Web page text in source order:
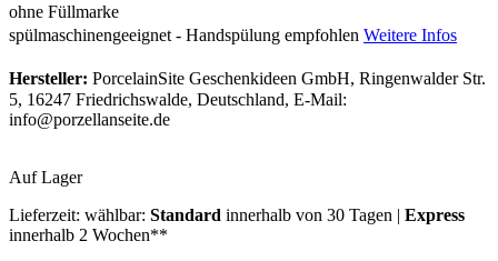
ohne Füllmarke
spülmaschinengeeignet - Handspülung empfohlen Weitere Infos
Hersteller: PorcelainSite Geschenkideen GmbH, Ringenwalder Str.
5, 16247 Friedrichswalde, Deutschland, E-Mail:
info@porzellanseite.de
Auf Lager
Lieferzeit: wählbar: Standard innerhalb von 30 Tagen | Express
innerhalb 2 Wochen**